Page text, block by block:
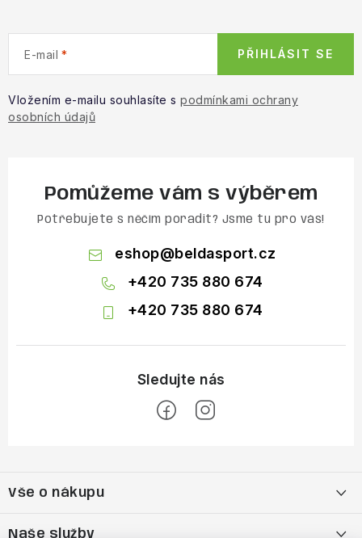
E-mail
Vložením e-mailu souhlasíte s podmínkami ochrany
osobních údajů
PŘIHLÁSIT SE
Pomůžeme vám s výběrem
Potřebujete s něčím poradit? Jsme tu pro vás!
eshop@beldasport.cz
+420 735 880 674
+420 735 880 674
pVše o nákupu
Naše služby